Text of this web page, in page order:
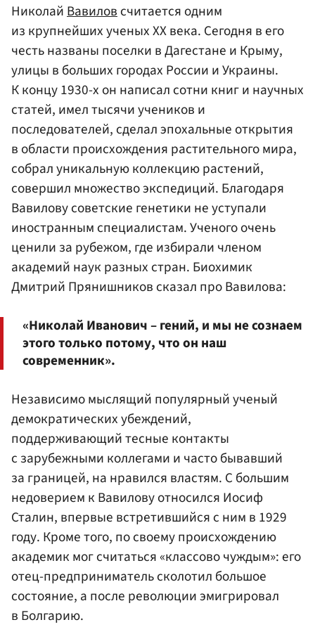
НиколайВавиловсчитается одним
из крупнейших ученых XX века. Сегодня в его
честь названы поселки в Дагестане и Крыму,
улицы в больших городах России и Украины.
К концу 1930-х он написал сотни книг и научных
статей, имел тысячи учеников и
последователей, сделал эпохальные открытия
в области происхождения растительного мира,
собрал уникальную коллекцию растений,
совершил множество экспедиций. Благодаря
Вавилову советские генетики не уступали
иностранным специалистам. Ученого очень
ценили за рубежом, где избирали членом
академий наук разных стран. Биохимик
Дмитрий Прянишников сказал про Вавилова:
«Николай Иванович – гений, и мы не сознаем
этого только потому, что он наш
современник».
Независимо мыслящий популярный ученый
демократических убеждений,
поддерживающий тесные контакты
с зарубежными коллегами и часто бывавший
за границей, на нравился властям. С большим
недоверием к Вавилову относился Иосиф
Сталин, впервые встретившийся с ним в 1929
году. Кроме того, по своему происхождению
академик мог считаться «классово чуждым»: его
отец-предприниматель сколотил большое
состояние, а после революции эмигрировал
в Болгарию.